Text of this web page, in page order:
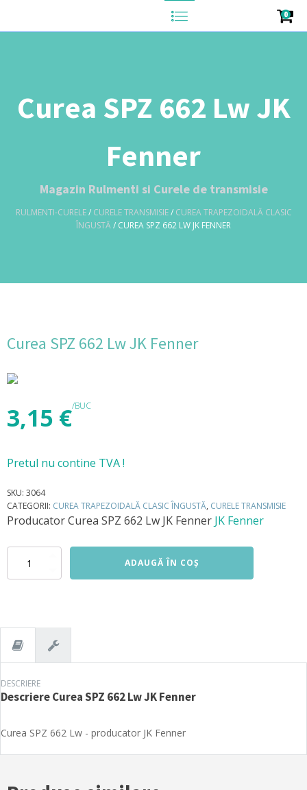
0
Curea SPZ 662 Lw JK
Fenner
Magazin Rulmenti si Curele de transmisie
RULMENTI-CURELE/ CURELE TRANSMISIE/ CUREA TRAPEZOIDALĂ CLASIC
ÎNGUSTĂ/ CUREA SPZ 662 LW JK FENNER
Curea SPZ 662 Lw JK Fenner
3,15 €/BUC
Pretul nu contine TVA !
SKU: 3064
CATEGORII: CUREA TRAPEZOIDALĂ CLASIC ÎNGUSTĂ, CURELE TRANSMISIE
ProducatorCurea SPZ 662 Lw JK Fenner JK Fenner
Cantitate
ADAUGĂ ÎN COȘ
DESCRIERE
DescriereCurea SPZ 662 Lw JK Fenner
Curea SPZ 662 Lw - producator JK Fenner